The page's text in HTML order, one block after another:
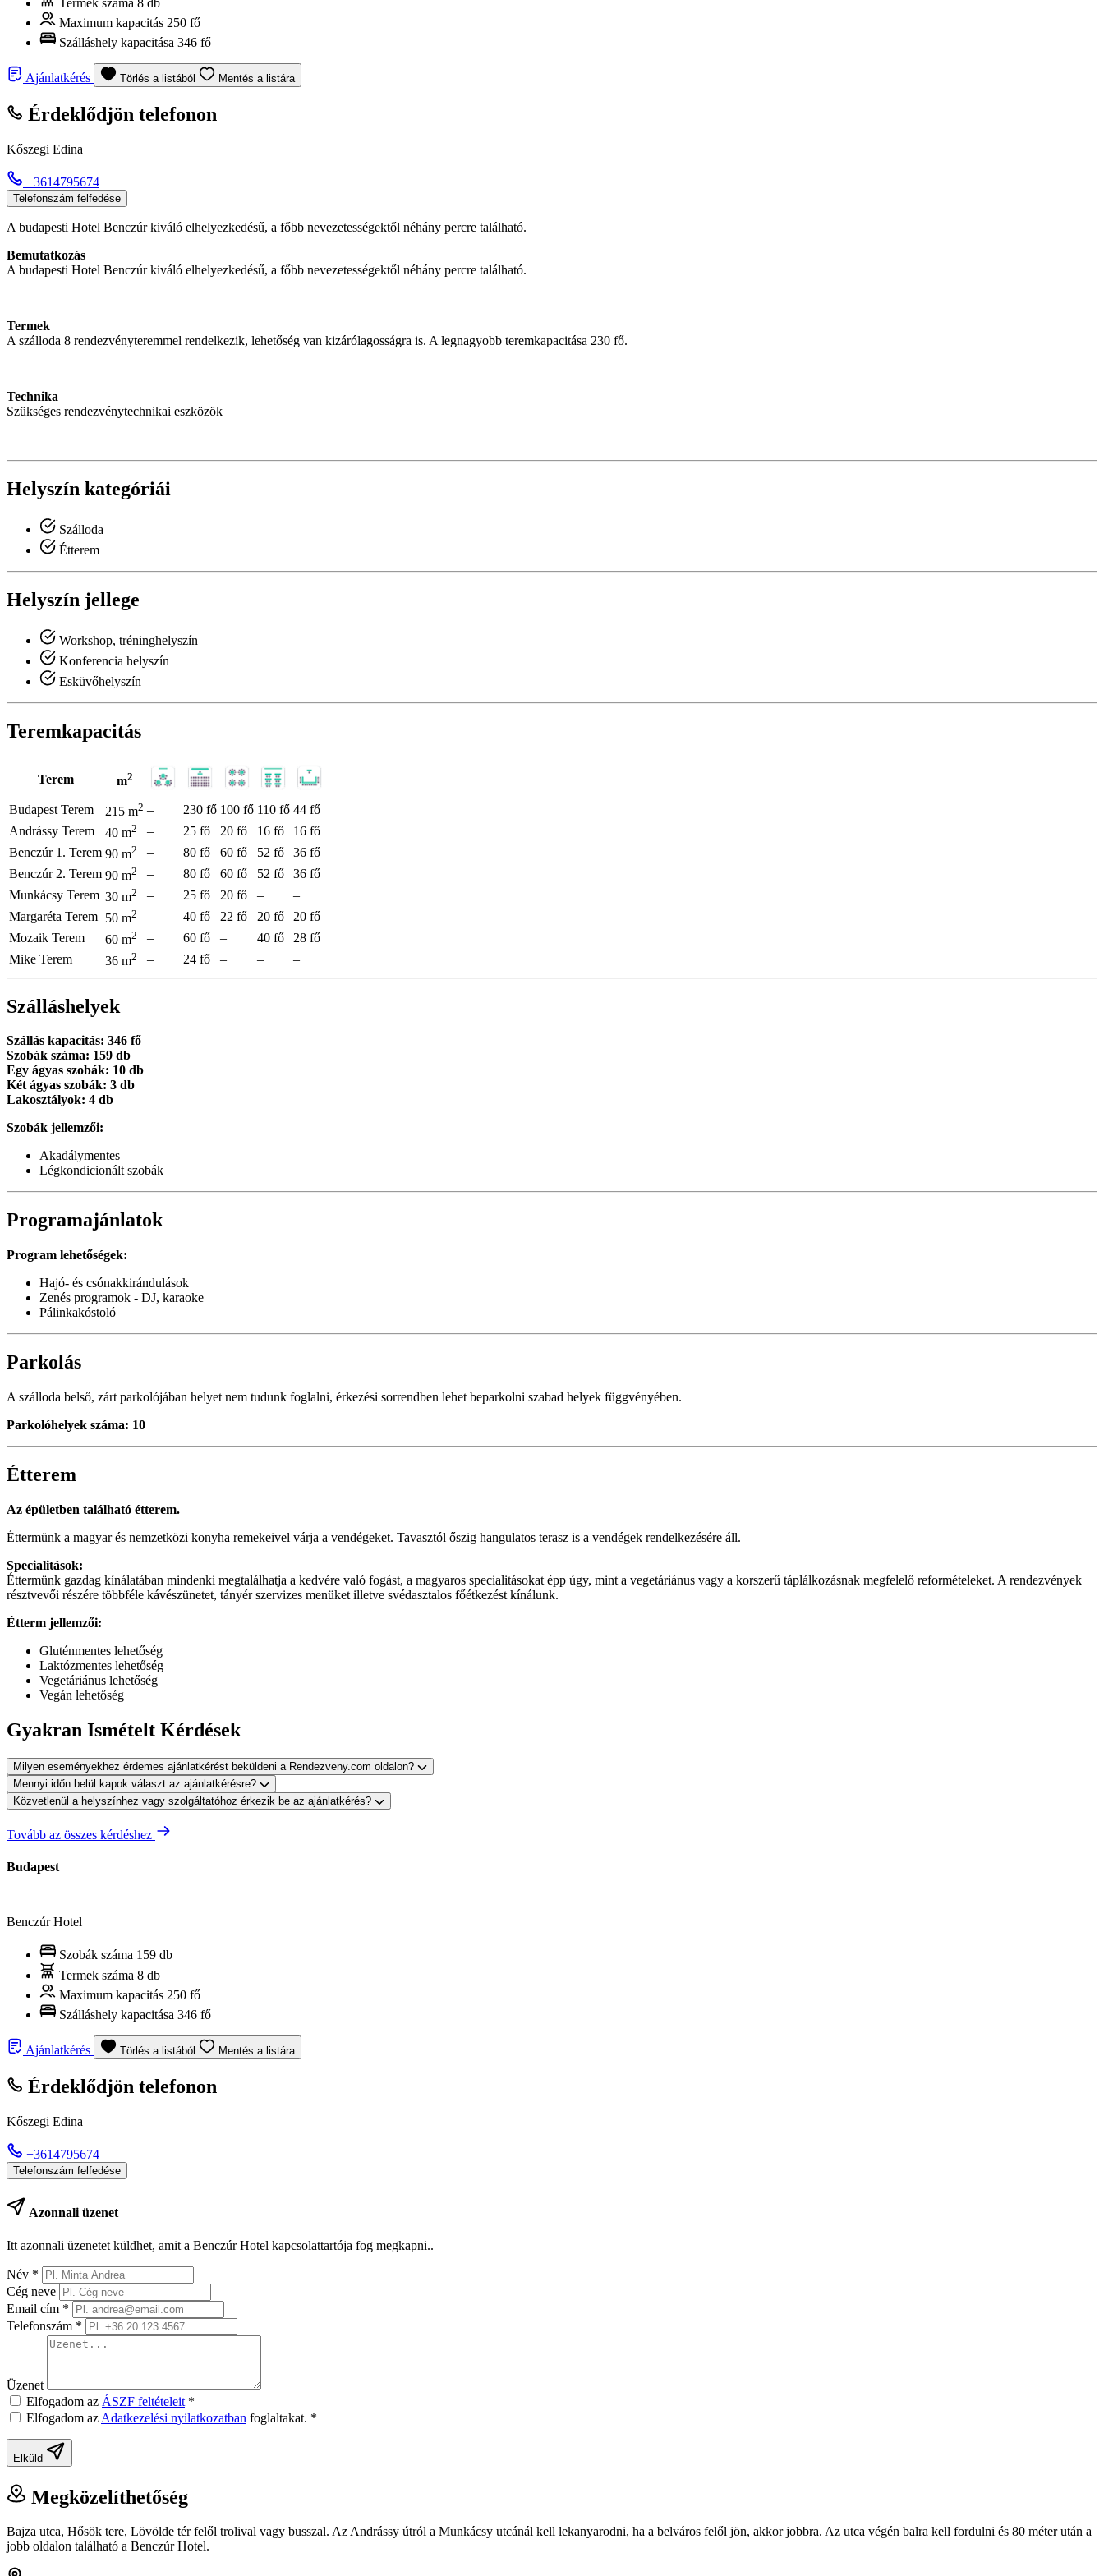
Termek száma 8 db
Maximum kapacitás 250 fő
Szálláshely kapacitása 346 fő
Ajánlatkérés Törlés a listából Mentés a listára
Érdeklődjön telefonon
Kőszegi Edina
+3614795674
Telefonszám felfedése
A budapesti Hotel Benczúr kiváló elhelyezkedésű, a főbb nevezetességektől néhány percre található.
Bemutatkozás
A budapesti Hotel Benczúr kiváló elhelyezkedésű, a főbb nevezetességektől néhány percre található.
Termek
A szálloda 8 rendezvényteremmel rendelkezik, lehetőség van kizárólagosságra is. A legnagyobb teremkapacitása 230 fő.
Technika
Szükséges rendezvénytechnikai eszközök
Helyszín kategóriái
Szálloda
Étterem
Helyszín jellege
Workshop, tréninghelyszín
Konferencia helyszín
Esküvőhelyszín
Teremkapacitás
Terem m2
Budapest Terem 215 m2 – 230 fő 100 fő 110 fő 44 fő
Andrássy Terem
40 m2 – 25 fő 20 fő 16 fő
16 fő
Benczúr 1. Terem 90 m2 – 80 fő 60 fő 52 fő
36 fő
Benczúr 2. Terem 90 m2 – 80 fő 60 fő 52 fő
36 fő
Munkácsy Terem 30 m2 – 25 fő 20 fő –
–
Margaréta Terem 50 m2 – 40 fő 22 fő 20 fő
20 fő
Mozaik Terem
60 m2 – 60 fő – 40 fő
28 fő
Mike Terem
36 m2 – 24 fő – – –
Szálláshelyek
Szállás kapacitás: 346 fő
Szobák száma: 159 db
Egy ágyas szobák: 10 db
Két ágyas szobák: 3 db
Lakosztályok: 4 db
Szobák jellemzői:
Akadálymentes
Légkondicionált szobák
Programajánlatok
Program lehetőségek:
Hajó- és csónakkirándulások
Zenés programok - DJ, karaoke
Pálinkakóstoló
Parkolás
A szálloda belső, zárt parkolójában helyet nem tudunk foglalni, érkezési sorrendben lehet beparkolni szabad helyek függvényében.
Parkolóhelyek száma: 10
Étterem
Az épületben található étterem.
Éttermünk a magyar és nemzetközi konyha remekeivel várja a vendégeket. Tavasztól őszig hangulatos terasz is a vendégek rendelkezésére áll.
Specialitások:
Éttermünk gazdag kínálatában mindenki megtalálhatja a kedvére való fogást, a magyaros specialitásokat épp úgy, mint a vegetáriánus vagy a korszerű táplálkozásnak megfelelő reformételeket. A rendezvények
résztvevői részére többféle kávészünetet, tányér szervizes menüket illetve svédasztalos főétkezést kínálunk.
Étterm jellemzői:
Gluténmentes lehetőség
Laktózmentes lehetőség
Vegetáriánus lehetőség
Vegán lehetőség
Gyakran Ismételt Kérdések
Milyen eseményekhez érdemes ajánlatkérést beküldeni a Rendezveny.com oldalon?
Mennyi időn belül kapok választ az ajánlatkérésre?
Közvetlenül a helyszínhez vagy szolgáltatóhoz érkezik be az ajánlatkérés?
Tovább az összes kérdéshez
Budapest
Benczúr Hotel
Szobák száma 159 db
Termek száma 8 db
Maximum kapacitás 250 fő
Szálláshely kapacitása 346 fő
Ajánlatkérés Törlés a listából Mentés a listára
Érdeklődjön telefonon
Kőszegi Edina
+3614795674
Telefonszám felfedése
Azonnali üzenet
Itt azonnali üzenetet küldhet, amit a Benczúr Hotel kapcsolattartója fog megkapni..
Név *
Cég neve
Email cím *
Telefonszám *
Üzenet
Elfogadom az ÁSZF feltételeit *
Elfogadom az Adatkezelési nyilatkozatban foglaltakat. *
Elküld
Megközelíthetőség
Bajza utca, Hősök tere, Lövölde tér felől trolival vagy busszal. Az Andrássy útról a Munkácsy utcánál kell lekanyarodni, ha a belváros felől jön, akkor jobbra. Az utca végén balra kell fordulni és 80 méter után a
jobb oldalon található a Benczúr Hotel.